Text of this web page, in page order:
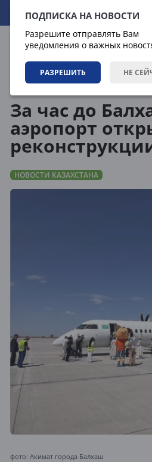
ПОДПИСКА НА НОВОСТИ
Разрешите отправлять Вам
уведомления о важных
РАЗРЕШИТЬ НЕ
06.08.2026 12:16:35
За час до
аэропорт
НОВОСТИ КАЗАХСТАНА
фото: Акимат города Балхаш